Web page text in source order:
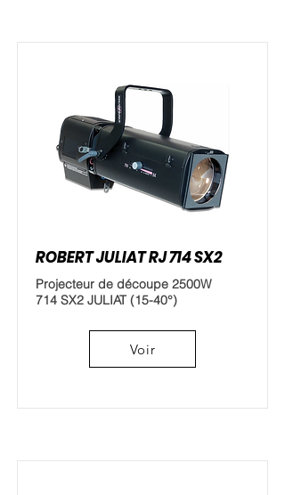
ROBERT JULIAT RJ 714 SX2
Projecteur de découpe 2500W
714 SX2 JULIAT (15-40°)
Voir